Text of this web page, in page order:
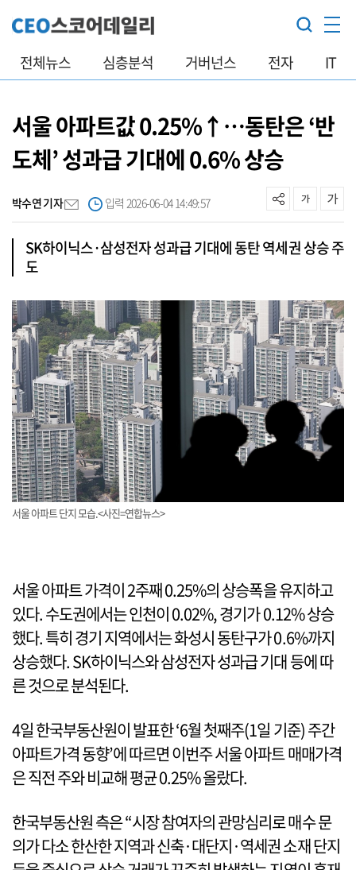
전체뉴스 심층분석 거버넌스 전자 IT
서울 아파트값 0.25%↑…동탄은 ‘반
도체’ 성과급 기대에 0.6% 상승
박수연 기자 입력 2026-06-04 14:49:57
SK하이닉스·삼성전자 성과급 기대에 동탄 역세권 상승 주
도
서울 아파트 단지 모습.<사진=연합뉴스>
서울 아파트 가격이 2주째 0.25%의 상승폭을 유지하고
있다. 수도권에서는 인천이 0.02%, 경기가 0.12% 상승
했다. 특히 경기 지역에서는 화성시 동탄구가 0.6%까지
상승했다. SK하이닉스와 삼성전자 성과급 기대 등에 따
른 것으로 분석된다.
4일 한국부동산원이 발표한 ‘6월 첫째주(1일 기준) 주간
아파트가격 동향’에 따르면 이번주 서울 아파트 매매가격
은 직전 주와 비교해 평균 0.25% 올랐다.
한국부동산원 측은 “시장 참여자의 관망심리로 매수 문
의가 다소 한산한 지역과 신축·대단지·역세권 소재 단지